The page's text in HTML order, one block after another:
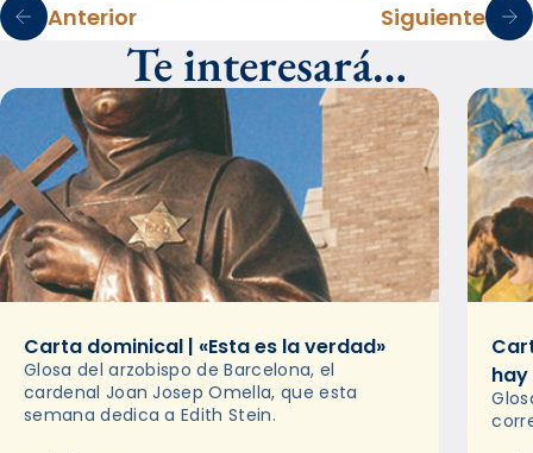
Anterior Siguiente
Te interesará…
Carta dominical | «Esta es la verdad»
Glosa del arzobispo de Barcelona, el
cardenal Joan Josep Omella, que esta
semana dedica a Edith Stein.